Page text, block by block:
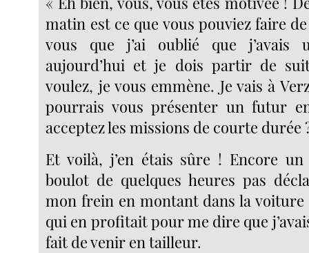
matin est ce que vous pouviez faire
vous que j’ai oublié que j’avais
aujourd’hui et je dois partir de
voulez, je vous emmène. Je vais à
pourrais vous présenter un futur
acceptez les missions de courte durée
Et voilà, j’en étais sûre ! Encore
boulot de quelques heures pas
mon frein en montant dans la voiture
qui en profitait pour me dire que
fait de venir en tailleur.